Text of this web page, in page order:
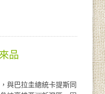
品
與巴拉圭總統卡提斯同